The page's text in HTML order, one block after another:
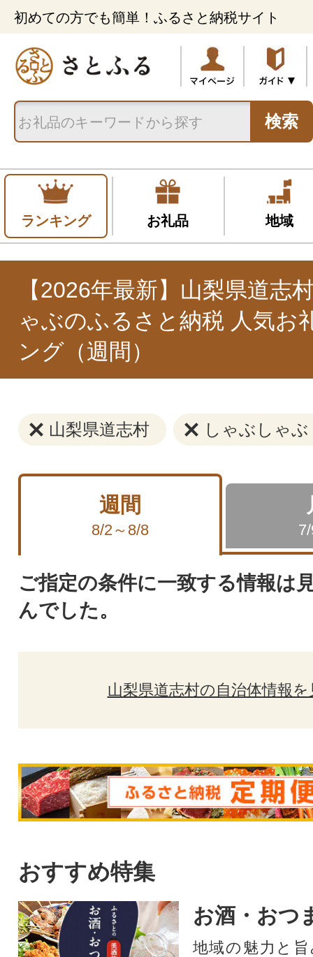
初めての方でも簡単！ふるさと納税サイト
検索
ランキング お礼品 地域
【2026年最新】山梨県道志
ゃぶのふるさと納税 人気お
ング（週間）
山梨県道志村 しゃぶしゃぶ
週間
8/2～8/8
ご指定の条件に一致する情報は
んでした。
山梨県道志村の自治体情報を
おすすめ特集
お酒・おつ
地域の魅力と